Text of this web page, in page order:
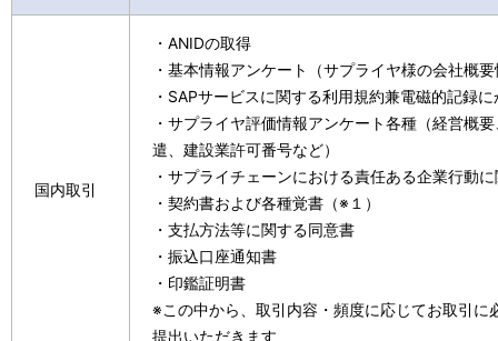
国内取引
・ANIDの取得
・基本情報アンケート（サプライヤ様の会社概
・SAPサービスに関する利用規約兼電磁的記録
・サプライヤ評価情報アンケート各種（経営概
遣、建設業許可番号など）
・サプライチェーンにおける責任ある企業行動
・契約書および各種覚書（※１）
・支払方法等に関する同意書
・振込口座通知書
・印鑑証明書
※この中から、取引内容・頻度に応じてお取引に
提出いただきます